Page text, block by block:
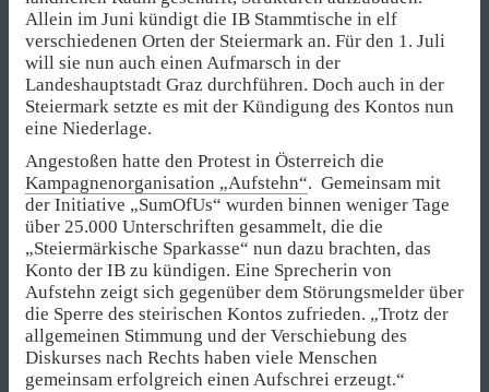
Allein im Juni kündigt die IB Stammtische in elf
verschiedenen Orten der Steiermark an. Für den 1. Juli
will sie nun auch einen Aufmarsch in der
Landeshauptstadt Graz durchführen. Doch auch in der
Steiermark setzte es mit der Kündigung des Kontos nun
eine Niederlage.
Angestoßen hatte den Protest in Österreich die
Kampagnenorganisation „Aufstehn“. Gemeinsam mit
der Initiative „SumOfUs“ wurden binnen weniger Tage
über 25.000 Unterschriften gesammelt, die die
„Steiermärkische Sparkasse“ nun dazu brachten, das
Konto der IB zu kündigen. Eine Sprecherin von
Aufstehn zeigt sich gegenüber dem Störungsmelder über
die Sperre des steirischen Kontos zufrieden. „Trotz der
allgemeinen Stimmung und der Verschiebung des
Diskurses nach Rechts haben viele Menschen
gemeinsam erfolgreich einen Aufschrei erzeugt.“